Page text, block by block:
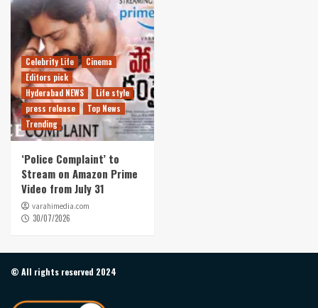
Celebrity Life
Cinema
Editors pick
Hyderabad NEWS
Life style
press release
Top News
Trending
‘Police Complaint’ to
Stream on Amazon Prime
Video from July 31
varahimedia.com
30/07/2026
© All rights reserved 2024